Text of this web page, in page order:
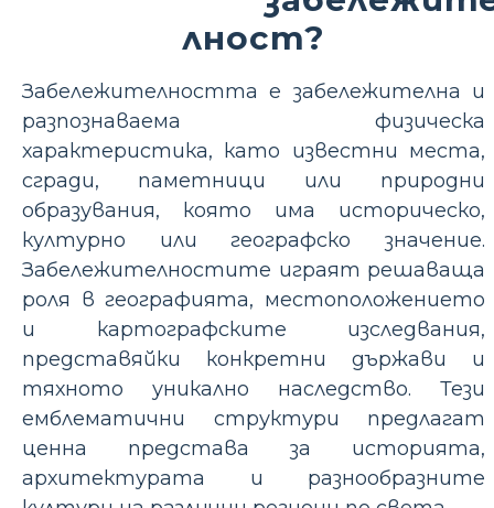
лност?
Забележителността е забележителна и
разпознаваема физическа
характеристика, като известни места,
сгради, паметници или природни
образувания, която има историческо,
културно или географско значение.
Забележителностите играят решаваща
роля в географията, местоположението
и картографските изследвания,
представяйки конкретни държави и
тяхното уникално наследство. Тези
емблематични структури предлагат
ценна представа за историята,
архитектурата и разнообразните